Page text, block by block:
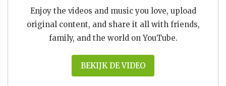
Enjoy the videos and music you love, upload
original content, and share it all with friends,
family, and the world on YouTube.
BEKIJK DE VIDEO